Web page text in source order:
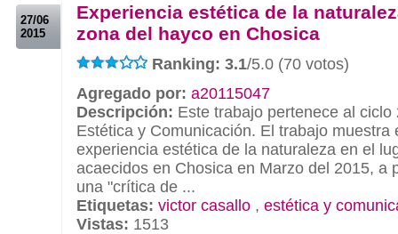
27/06
2015
Experiencia estética de la
zona del hayco en Chosica
Ranking: 3.1/5.0 (70 votos)
Agregado por: a20115047
Descripción: Este trabajo pertenece al
Estética y Comunicación. El trabajo muestra
experiencia estética de la naturaleza en el
acaecidos en Chosica en Marzo del 2015, a
una "crítica de ...
Etiquetas: victor casallo , estética y
Vistas: 1513